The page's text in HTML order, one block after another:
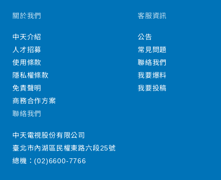
關於我們
中天介紹
人才招募
使用條款
隱私權條款
免責聲明
商務合作方案
客服資訊
公告
常見問題
聯絡我們
我要爆料
我要投稿
聯絡我們
中天電視股份有限公司
臺北市內湖區民權東路六段25號
總機：(02)6600-7766